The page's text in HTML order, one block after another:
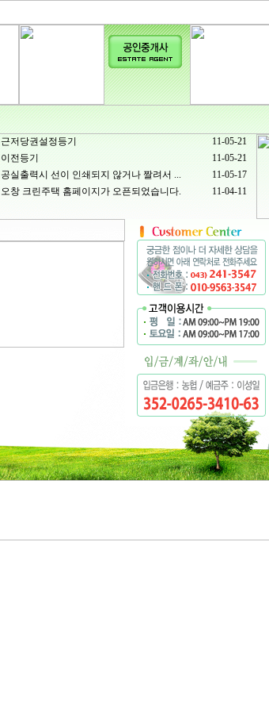
근저당권설정등기
11-05-21
이전등기
11-05-21
공실출력시 선이 인쇄되지 않거나 짤려서 ...
11-05-17
오창 크린주택 홈페이지가 오픈되었습니다.
11-04-11